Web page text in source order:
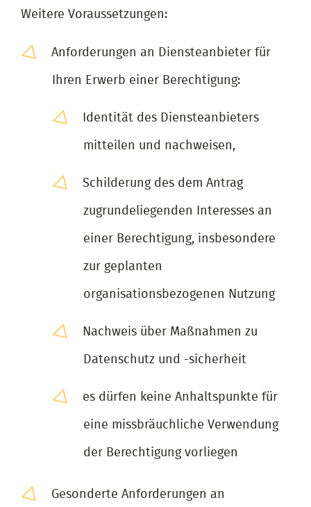
Weitere Voraussetzungen:
Anforderungen an Diensteanbieter für
Ihren Erwerb einer Berechtigung:
Identität des Diensteanbieters
mitteilen und nachweisen,
Schilderung des dem Antrag
zugrundeliegenden Interesses an
einer Berechtigung, insbesondere
zur geplanten
organisationsbezogenen Nutzung
Nachweis über Maßnahmen zu
Datenschutz und -sicherheit
es dürfen keine Anhaltspunkte für
eine missbräuchliche Verwendung
der Berechtigung vorliegen
Gesonderte Anforderungen an